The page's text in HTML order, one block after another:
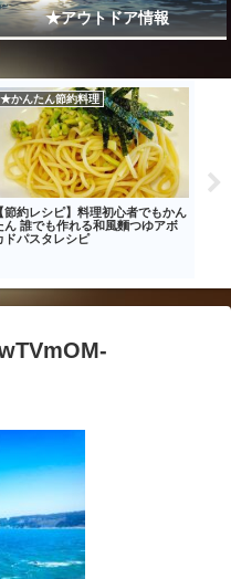
★アウトドア情報
★かんたん節約料理
節約レシピ】料理初心者でもかん
ん 誰でも作れる和風麵つゆアボ
ドパスタレシピ